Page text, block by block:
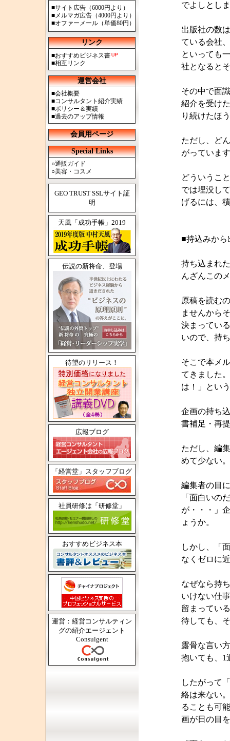
■サイト広告（6000円より）
■メルマガ広告（4000円より）
■オファーメール（単価80円）
リンク
■おすすめビジネス書
■相互リンク
運営会社
■会社概要
■コンサルタント紹介実績
■ポリシー＆実績
■過去のアップ情報
会員用ページ
Special Links
○通販ガイド
○美容・コスメ
GEO TRUST SSLサイト証
明
天風「成功手帳」2019
伝説の新将命、登場
待望のリリース！
広報ブログ
「経営堂」スタッフブログ
社員研修は「研修堂」
おすすめビジネス本
運営：経営コンサルティン
グの紹介エージェント
Consulgent
でよしとし
出版社の数
ている会社
といっても
社となると
その中で面
紹介を受け
り続けたほ
ただし、ど
がっていま
どういうこ
では埋没し
げるには、
■持込みから
持ち込まれ
んざんこの
原稿を読む
ませんから
決まってい
いので、持
そこで本メ
てきました
は！」とい
企画の持
書補足・
ただし、編
めて少ない
編集者の目
「面白いの
が・・・」
ょうか。
しかし、「
なくゼロに
なぜなら持
いけない仕
留まってい
待しても、
露骨な言い
抱いても、1
したがって
絡は来ない
ることも可
画が日の目